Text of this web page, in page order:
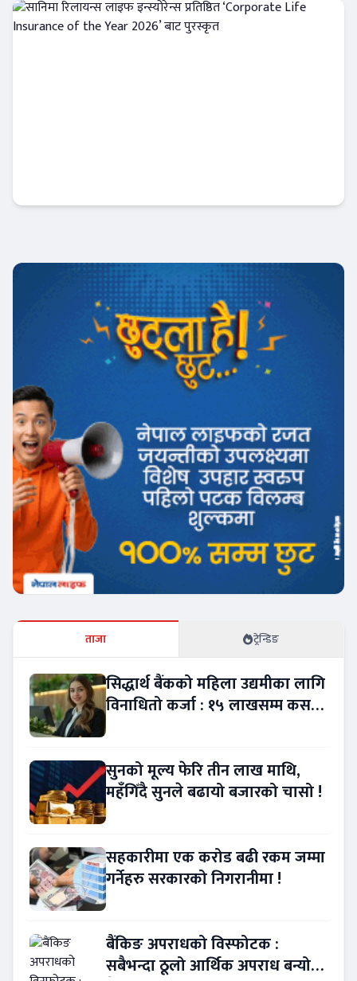
इन्स्योरेन्स
ताजा ट्रेन्डिङ
सिद्धार्थ बैंकको महिला उद्यमीका लागि
विनाधितो कर्जा : १५ लाखसम्म कसरी
सुनको मूल्य फेरि तीन लाख माथि,
महँगिँदै सुनले बढायो बजारको चासो !
सहकारीमा एक करोड बढी रकम जम्मा
गर्नेहरु सरकारको निगरानीमा !
बैंकिङ अपराधको विस्फोटक :
सबैभन्दा ठूलो आर्थिक अपराध बन्यो